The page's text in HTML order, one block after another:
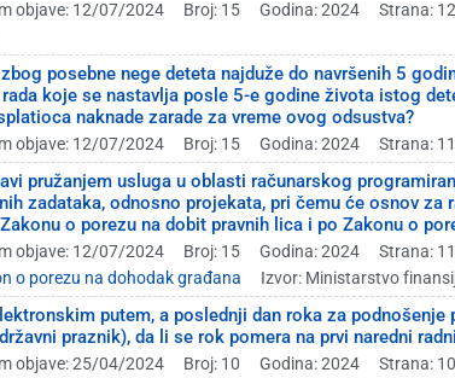
objave: 12/07/2024 Broj: 15 Godina: 2024 Strana:
posebne nege deteta najduže do navršenih 5
koje se nastavlja posle 5-e godine života istog
naknade zarade za vreme ovog odsustva?
objave: 12/07/2024 Broj: 15 Godina: 2024 Strana:
pružanjem usluga u oblasti računarskog
zadataka, odnosno projekata, pri čemu će osnov
o porezu na dobit pravnih lica i po Zakonu o
objave: 12/07/2024 Broj: 15 Godina: 2024
Strana:
o porezu na dohodak građana Izvor: Ministarstvo
putem, a poslednji dan roka za podnošenje
praznik), da li se rok pomera na prvi naredni
objave: 25/04/2024 Broj: 10 Godina: 2024 Strana: